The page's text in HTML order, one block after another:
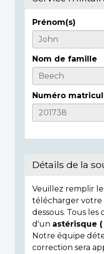
Casualty
Details
Prénom(s)
Nom de famille
Numéro
Détails de la
Veuillez remplir
télécharger votre
dessous. Tous les
d'un astérisque (
Notre équipe
correction sera